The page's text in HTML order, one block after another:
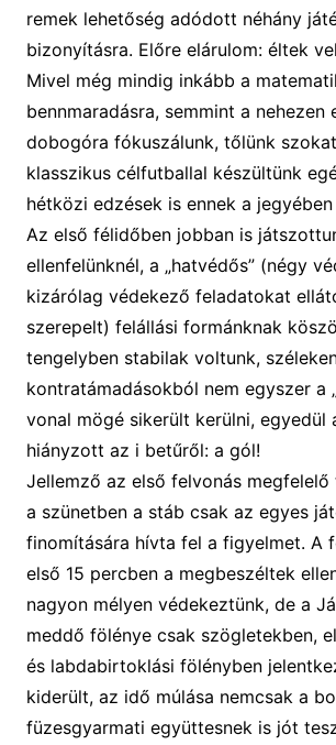
remek lehetőség adódott néhány
bizonyításra. Előre elárulom: éltek
Mivel még mindig inkább a
bennmaradásra, semmint a nehezen
dobogóra fókuszálunk, tőlünk
klasszikus célfutballal készültünk
hétközi edzések is ennek a
Az első félidőben jobban is
ellenfelünknél, a „hatvédős” (négy
kizárólag védekező feladatokat
szerepelt) felállási formánknak
tengelyben stabilak voltunk,
kontratámadásokból nem egyszer a
vonal mögé sikerült kerülni, egyedül
hiányzott az i betűről: a gól!
Jellemző az első felvonás megfelelő
a szünetben a stáb csak az egyes
finomítására hívta fel a figyelmet. A
első 15 percben a megbeszéltek
nagyon mélyen védekeztünk, de a
meddő fölénye csak szögletekben,
és labdabirtoklási fölényben
kiderült, az idő múlása nemcsak a
füzesgyarmati együttesnek is jót